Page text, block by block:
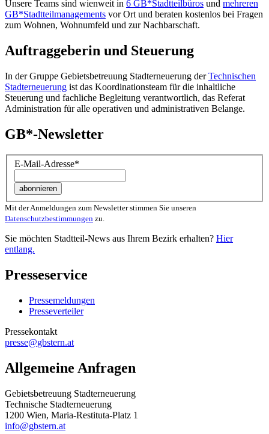
Unsere Teams sind wienweit in 6 GB*Stadtteilbüros und mehreren
GB*Stadtteilmanagements vor Ort und beraten kostenlos bei Fragen
zum Wohnen, Wohnumfeld und zur Nachbarschaft.
Auftraggeberin und Steuerung
In der Gruppe Gebietsbetreuung Stadterneuerung derTechnischen
Stadterneuerung ist das Koordinationsteam für die inhaltliche
Steuerung und fachliche Begleitung verantwortlich, das Referat
Administration für alle operativen und administrativen Belange.
GB*-Newsletter
E-Mail-Adresse*
Mit der Anmeldungen zum Newsletter stimmen Sie unseren
Datenschutzbestimmungen zu.
Sie möchten Stadtteil-News aus Ihrem Bezirk erhalten? Hier
entlang.
Presseservice
Pressemeldungen
Presseverteiler
Pressekontakt
presse@gbstern.at
Allgemeine Anfragen
Gebietsbetreuung Stadterneuerung
Technische Stadterneuerung
1200 Wien, Maria-Restituta-Platz 1
info@gbstern.at